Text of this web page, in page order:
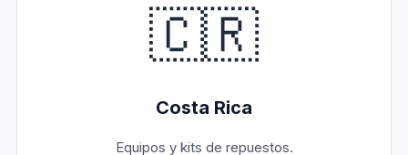
🇨🇷
Costa Rica
Equipos y kits de repuestos.